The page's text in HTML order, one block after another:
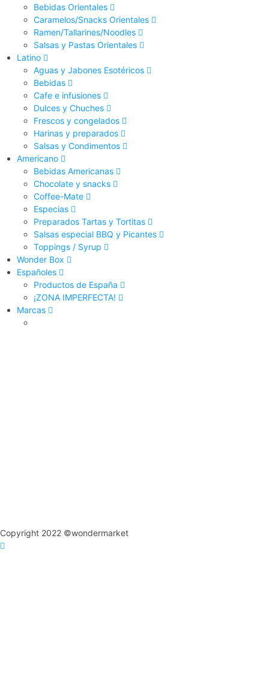
Bebidas Orientales
Caramelos/Snacks Orientales
Ramen/Tallarines/Noodles
Salsas y Pastas Orientales
Latino
Aguas y Jabones Esotéricos
Bebidas
Cafe e infusiones
Dulces y Chuches
Frescos y congelados
Harinas y preparados
Salsas y Condimentos
Americano
Bebidas Americanas
Chocolate y snacks
Coffee-Mate
Especias
Preparados Tartas y Tortitas
Salsas especial BBQ y Picantes
Toppings / Syrup
Wonder Box
Españoles
Productos de España
¡ZONA IMPERFECTA!
Marcas
Copyright 2022 ©wondermarket